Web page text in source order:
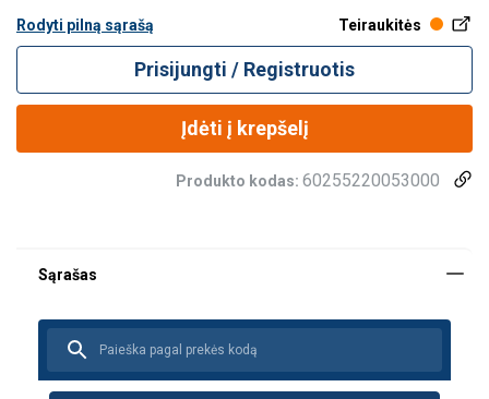
Rodyti pilną sąrašą Teiraukitės
Prisijungti / Registruotis
Įdėti į krepšelį
Produkto kodas: 60255220053000